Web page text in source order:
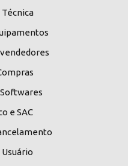
e SAC